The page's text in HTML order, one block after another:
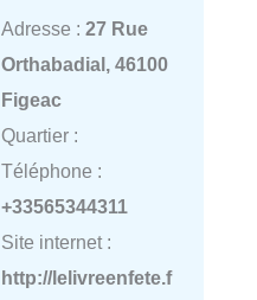
Adresse : 27 Rue
Orthabadial, 46100
Figeac
Quartier :
Téléphone :
+33565344311
Site internet :
http://lelivreenfete.f